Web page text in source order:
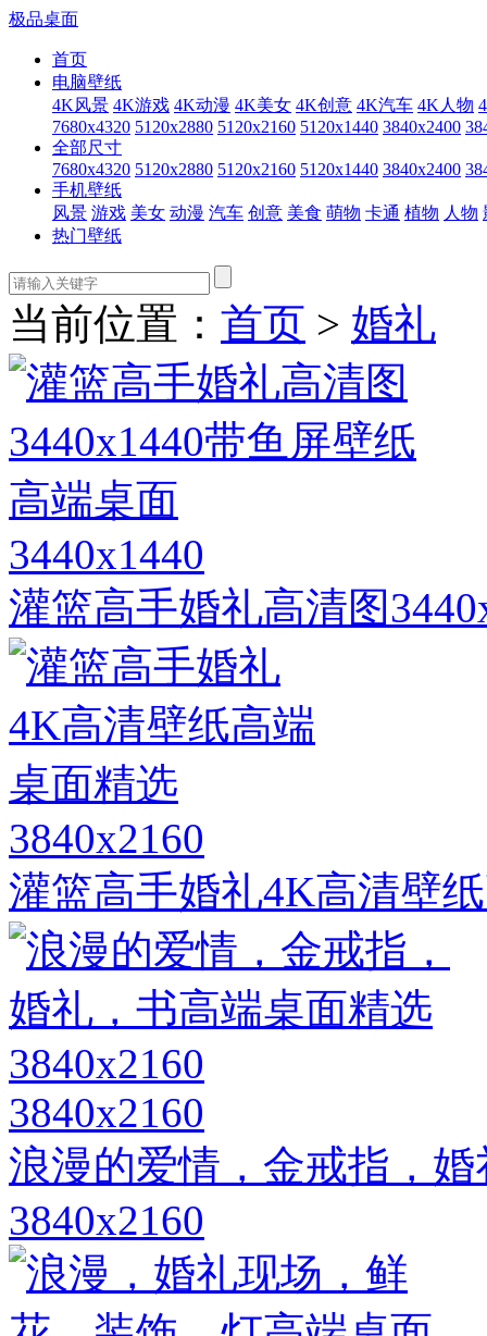
极品桌面
首页
电脑壁纸
4K风景 4K游戏 4K动漫 4K美女 4K创意 4K汽车 4K人物
7680x4320 5120x2880 5120x2160 5120x1440 3840x2400
全部尺寸
7680x4320 5120x2880 5120x2160 5120x1440 3840x2400
手机壁纸
风景 游戏 美女 动漫 汽车 创意 美食 萌物 卡通 植物 人物
热门壁纸
当前位置： 首页 > 婚礼
3440x1440
灌篮高手婚礼高清图
3840x2160
灌篮高手婚礼4K高清壁
3840x2160
浪漫的爱情，金戒指，
3840x2160